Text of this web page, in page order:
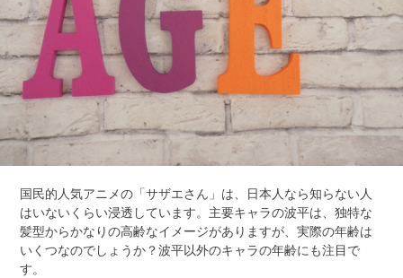
国民的人気アニメの「サザエさん」は、日本人なら知らない人
はいないくらい浸透しています。主要キャラの波平は、独特な
髪型からかなりの高齢なイメージがありますが、実際の年齢は
いくつなのでしょうか？波平以外のキャラの年齢にも注目で
す。